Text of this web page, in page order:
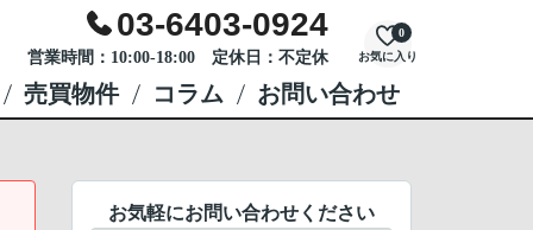
03-6403-0924
営業時間：10:00-18:00 定休日：不定休 お気に入り
0
売買物件 コラム お問い合わせ
お気軽にお問い合わせください